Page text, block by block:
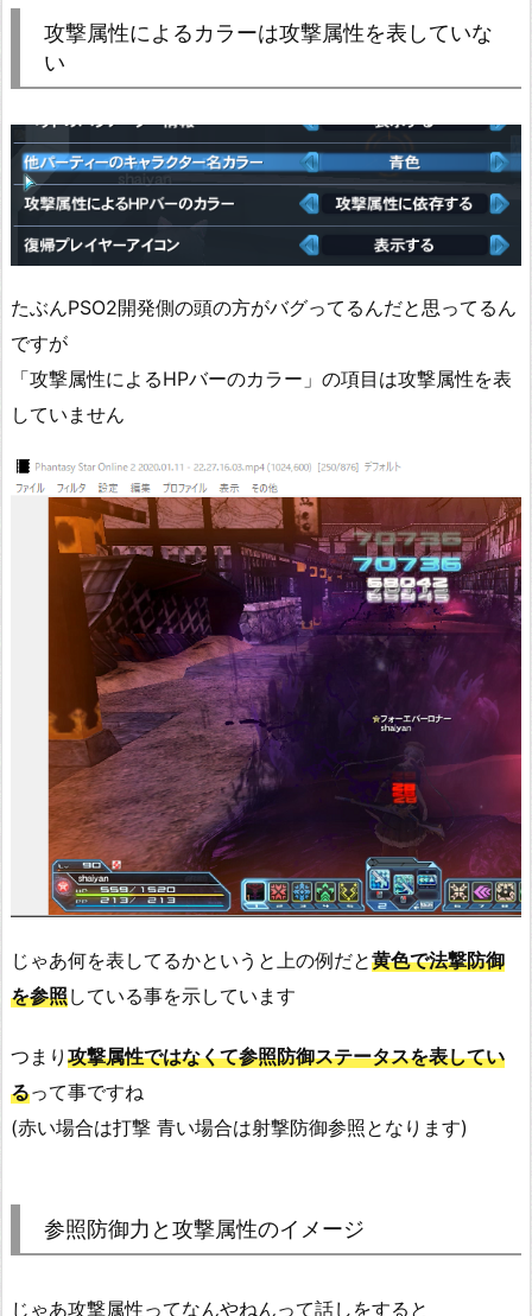
攻撃属性によるカラーは攻撃属性を表していな
い
たぶんPSO2開発側の頭の方がバグってるんだと思ってるん
ですが
「攻撃属性によるHPバーのカラー」の項目は攻撃属性を表
していません
じゃあ何を表してるかというと上の例だと黄色で法撃防御
を参照している事を示しています
つまり 攻撃属性ではなくて参照防御ステータスを表してい
るって事ですね
(赤い場合は打撃 青い場合は射撃防御参照となります)
参照防御力と攻撃属性のイメージ
じゃあ攻撃属性ってなんやねんって話しをすると